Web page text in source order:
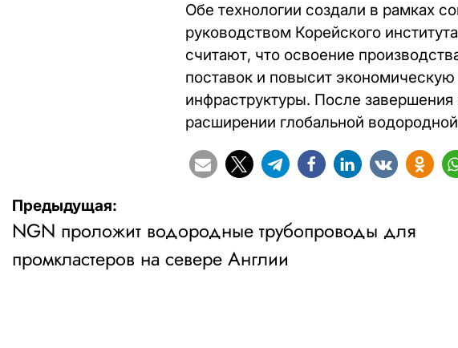
Обе технологии создали в рамках
руководством Корейского
считают, что освоение
поставок и повысит
инфраструктуры. После завершения
расширении глобальной
Навигация
по
записям
Предыдущая:
NGN проложит водородные трубопроводы для
промкластеров на севере Англии